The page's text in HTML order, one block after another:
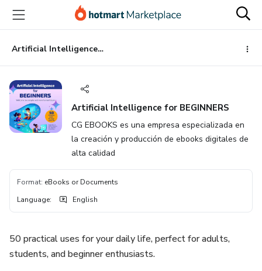
main
content
Artificial Intelligence for BEGINNERS
Artificial Intelligence for BEGINNERS
CG EBOOKS es una empresa especializada en
la creación y producción de ebooks digitales de
alta calidad
Format: eBooks or Documents
Language: English
50 practical uses for your daily life, perfect for adults,
students, and beginner enthusiasts.